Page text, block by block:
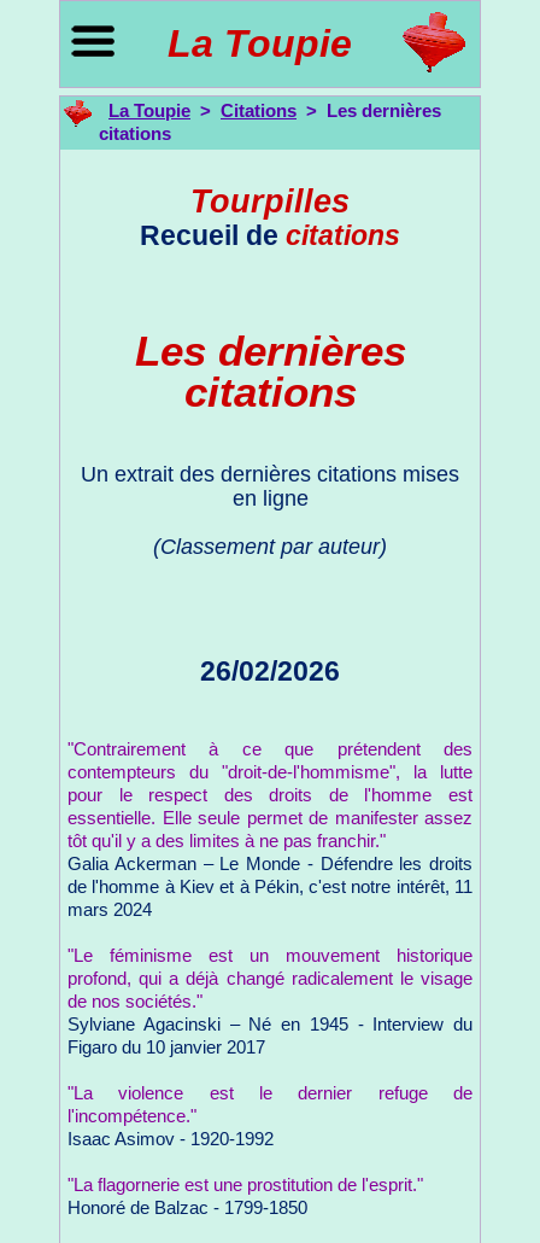
La Toupie
La Toupie > Citations > Les dernières
citations
Tourpilles
Recueil de citations
Les dernières
citations
Un extrait des dernières citations mises
en ligne
(Classement par auteur)
26/02/2026
"Contrairement à ce que prétendent des
contempteurs du "droit-de-l'hommisme", la lutte
pour le respect des droits de l'homme est
essentielle. Elle seule permet de manifester assez
tôt qu'il y a des limites à ne pas franchir."
Galia Ackerman – Le Monde - Défendre les droits
de l'homme à Kiev et à Pékin, c'est notre intérêt, 11
mars 2024
"Le féminisme est un mouvement historique
profond, qui a déjà changé radicalement le visage
de nos sociétés."
Sylviane Agacinski – Né en 1945 - Interview du
Figaro du 10 janvier 2017
"La violence est le dernier refuge de
l'incompétence."
Isaac Asimov - 1920-1992
"La flagornerie est une prostitution de l'esprit."
Honoré de Balzac - 1799-1850